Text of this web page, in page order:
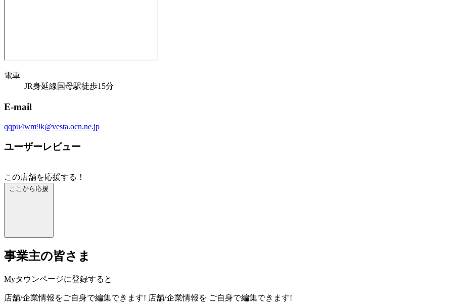
電車
JR身延線国母駅徒歩15分
E-mail
qqpu4wm9k@vesta.ocn.ne.jp
ユーザーレビュー
この店舗を応援する！
ここから応援
事業主の皆さま
Myタウンページに登録すると
店舗/企業情報をご自身で編集できます! 店舗/企業情報を ご自身で編集できます!